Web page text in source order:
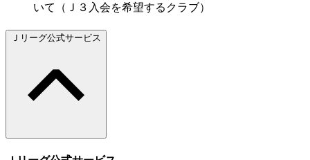
いて（Ｊ３入会を希望するクラブ）
Ｊリーグ公式サービス